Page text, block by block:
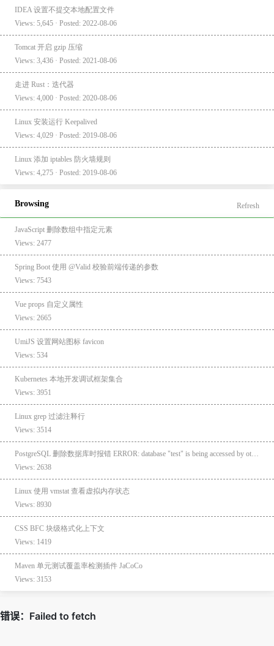
IDEA 设置不提交本地配置文件
Views: 5,645 · Posted: 2022-08-06
Tomcat 开启 gzip 压缩
Views: 3,436 · Posted: 2021-08-06
走进 Rust：迭代器
Views: 4,000 · Posted: 2020-08-06
Linux 安装运行 Keepalived
Views: 4,029 · Posted: 2019-08-06
Linux 添加 iptables 防火墙规则
Views: 4,275 · Posted: 2019-08-06
Browsing Refresh
JavaScript 删除数组中指定元素
Views: 2477
Spring Boot 使用 @Valid 校验前端传递的参数
Views: 7543
Vue props 自定义属性
Views: 2665
UmiJS 设置网站图标 favicon
Views: 534
Kubernetes 本地开发调试框架集合
Views: 3951
Linux grep 过滤注释行
Views: 3514
Views: 2638
Linux 使用 vmstat 查看虚拟内存状态
Views: 8930
CSS BFC 块级格式化上下文
Views: 1419
Maven 单元测试覆盖率检测插件 JaCoCo
Views: 3153